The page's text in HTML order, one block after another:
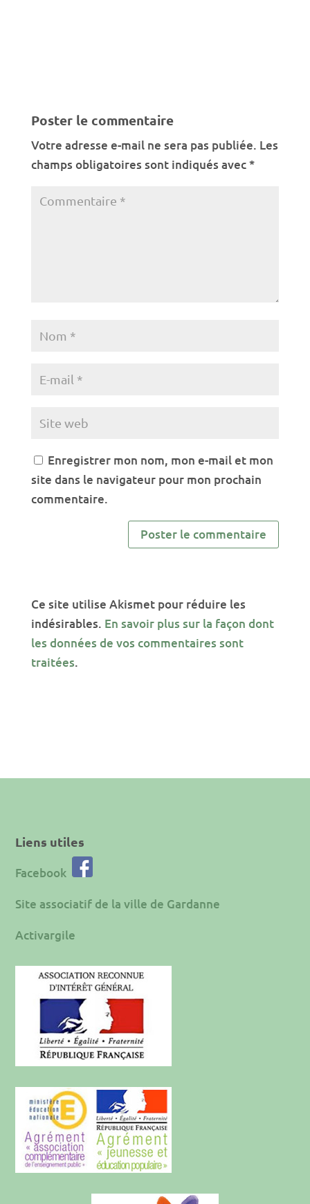
Poster le commentaire
Votre adresse e-mail ne sera pas publiée. Les
champs obligatoires sont indiqués avec*
Enregistrer mon nom, mon e-mail et mon
site dans le navigateur pour mon prochain
commentaire.
Ce site utilise Akismet pour réduire les
indésirables. En savoir plus sur la façon dont
les données de vos commentaires sont
traitées.
Liens utiles
Facebook
Site associatif de la ville de Gardanne
Activargile